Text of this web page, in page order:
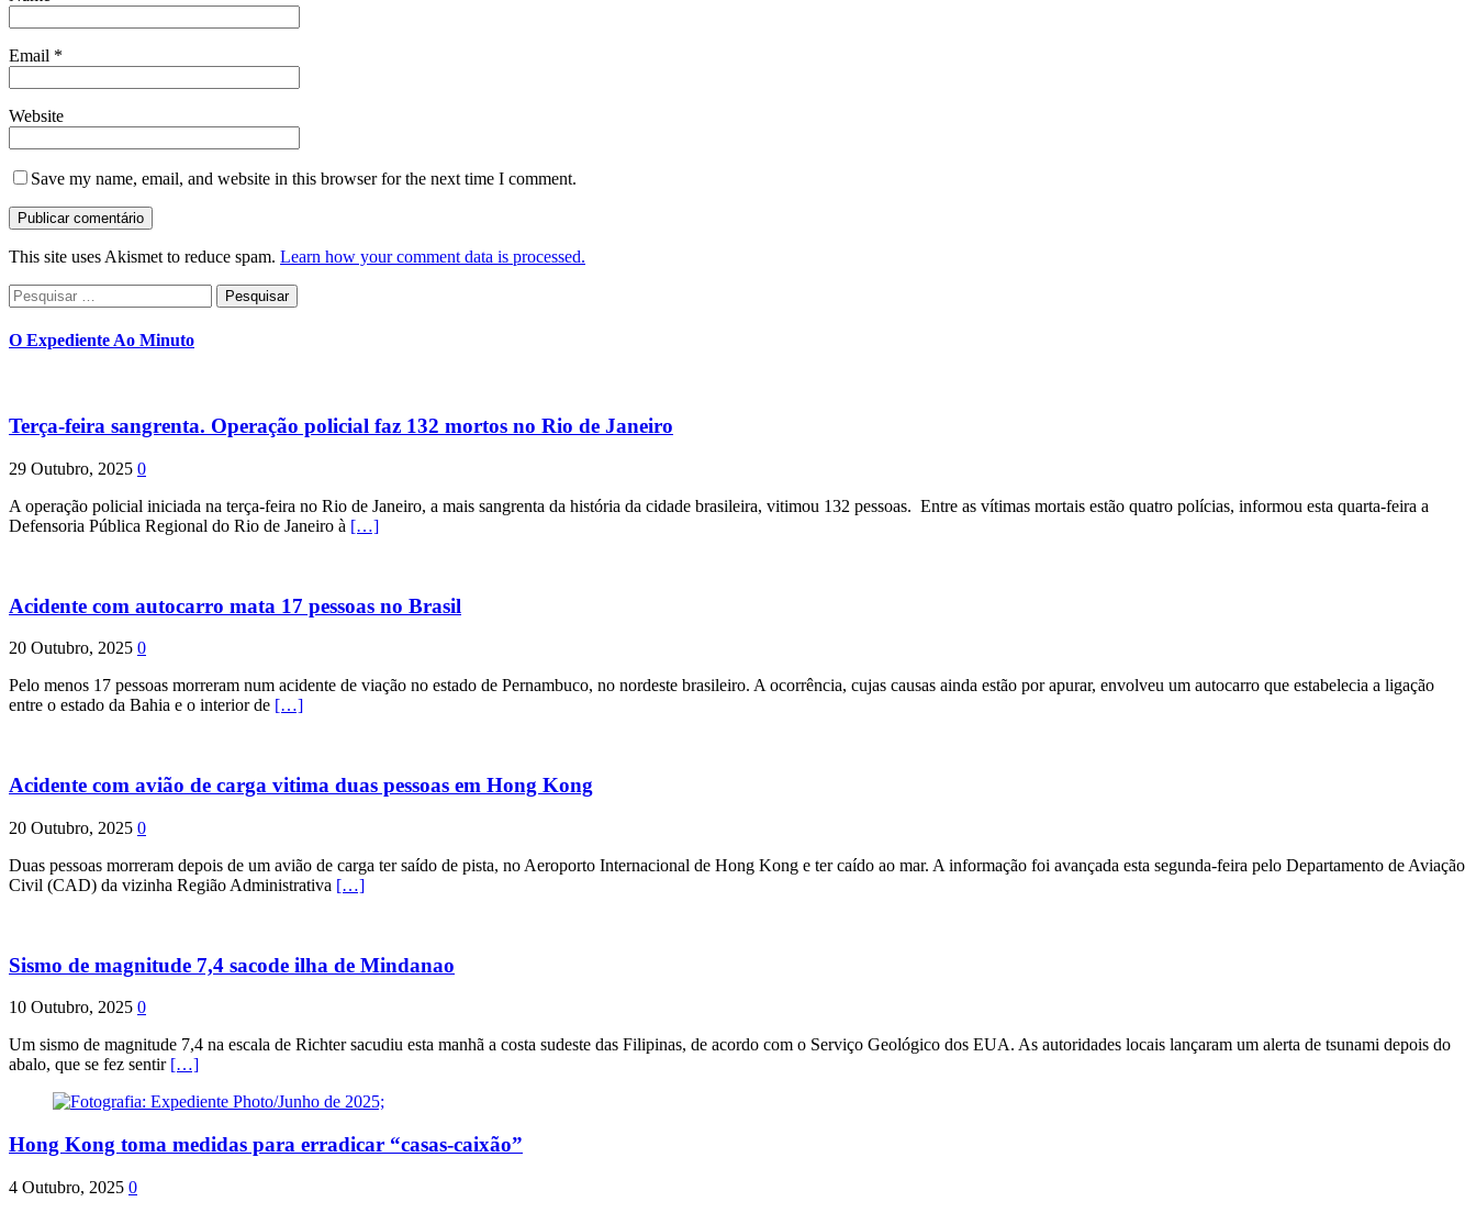
Email *
Website
Save my name, email, and website in this browser for the next time I comment.
This site uses Akismet to reduce spam. Learn how your comment data is processed.
Pesquisar
por:
O Expediente Ao Minuto
Terça-feira sangrenta. Operação policial faz 132 mortos no Rio de Janeiro
29 Outubro, 2025 0
A operação policial iniciada na terça-feira no Rio de Janeiro, a mais sangrenta da história da cidade brasileira, vitimou 132 pessoas. Entre as vítimas mortais estão quatro polícias, informou esta quarta-feira a
Defensoria Pública Regional do Rio de Janeiro à […]
Acidente com autocarro mata 17 pessoas no Brasil
20 Outubro, 2025 0
Pelo menos 17 pessoas morreram num acidente de viação no estado de Pernambuco, no nordeste brasileiro. A ocorrência, cujas causas ainda estão por apurar, envolveu um autocarro que estabelecia a ligação
entre o estado da Bahia e o interior de […]
Acidente com avião de carga vitima duas pessoas em Hong Kong
20 Outubro, 2025 0
Duas pessoas morreram depois de um avião de carga ter saído de pista, no Aeroporto Internacional de Hong Kong e ter caído ao mar. A informação foi avançada esta segunda-feira pelo Departamento de Aviação
Civil (CAD) da vizinha Região Administrativa […]
Sismo de magnitude 7,4 sacode ilha de Mindanao
10 Outubro, 2025 0
Um sismo de magnitude 7,4 na escala de Richter sacudiu esta manhã a costa sudeste das Filipinas, de acordo com o Serviço Geológico dos EUA. As autoridades locais lançaram um alerta de tsunami depois do
abalo, que se fez sentir […]
Hong Kong toma medidas para erradicar “casas-caixão”
4 Outubro, 2025 0